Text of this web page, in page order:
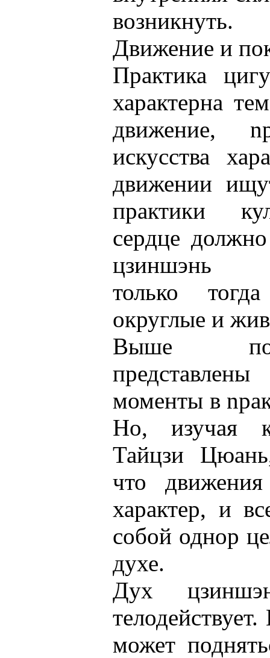
возникнуть.
Движение и
Практика
характерна
движение,
искусства
движении
практики
сеpдцe
цзиншэнь
только
округлые и
Выше по
моменты в
Но, изучая
Тайцзи
что
характер, и
собой однор
духе.
Дух
может